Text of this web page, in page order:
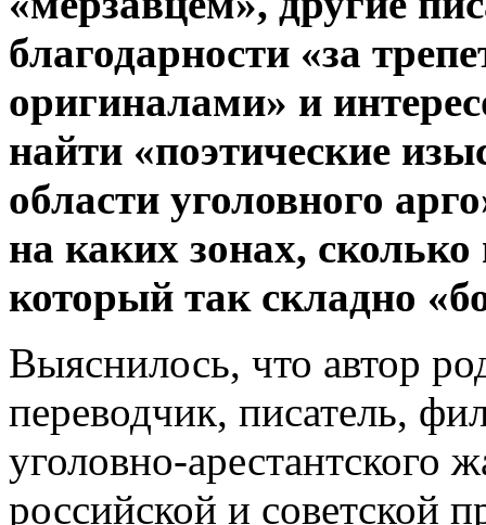
благодарности «за
оригиналами» и
найти «поэтические
области уголовного
на каких зонах, сколько
который так складно
Выяснилось, что автор
переводчик, писатель,
уголовно-арестантского
российской и советской